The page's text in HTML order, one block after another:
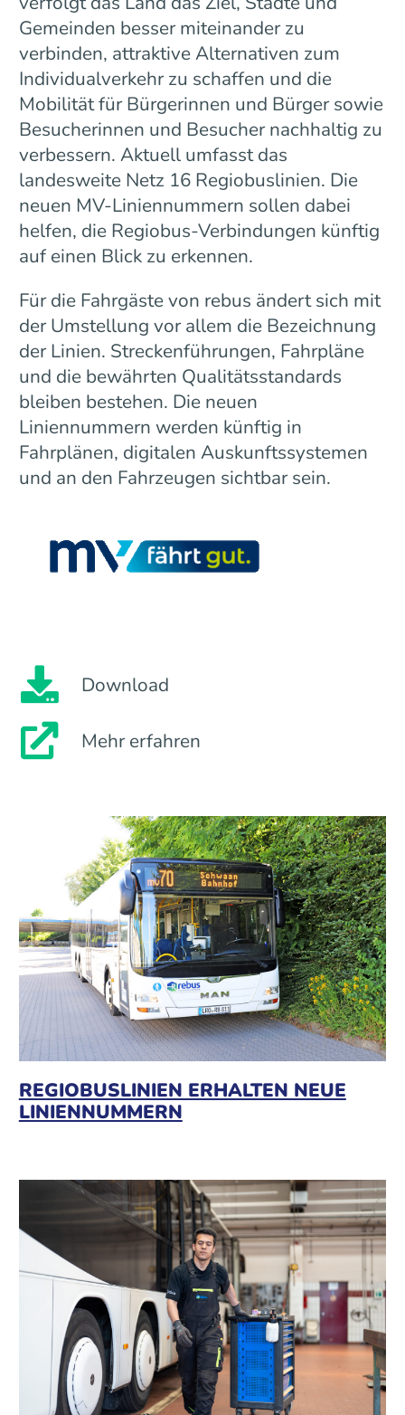
Gemeinden besser miteinander zu
verbinden, attraktive Alternativen zum
Individualverkehr zu schaffen und die
Mobilität für Bürgerinnen und Bürger sowie
Besucherinnen und Besucher nachhaltig zu
verbessern. Aktuell umfasst das
landesweite Netz 16 Regiobuslinien. Die
neuen MV-Liniennummern sollen dabei
helfen, die Regiobus-Verbindungen künftig
auf einen Blick zu erkennen.
Für die Fahrgäste von rebus ändert sich mit
der Umstellung vor allem die Bezeichnung
der Linien. Streckenführungen, Fahrpläne
und die bewährten Qualitätsstandards
bleiben bestehen. Die neuen
Liniennummern werden künftig in
Fahrplänen, digitalen Auskunftssystemen
und an den Fahrzeugen sichtbar sein.
Download
Mehr erfahren
REGIOBUSLINIEN ERHALTEN NEUE
LINIENNUMMERN